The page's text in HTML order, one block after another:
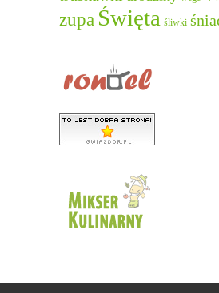
zupa Święta śliwki